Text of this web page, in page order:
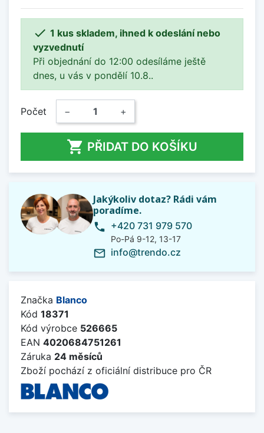
 1 kus skladem, ihned k odeslání nebo
vyzvednutí
Při objednání do 12:00 odesíláme ještě
dnes, u vás v pondělí 10.8..
Počet − +
 PŘIDAT DO KOŠÍKU
Jakýkoliv dotaz? Rádi vám
poradíme.
phone +420 731 979 570
Po-Pá 9-12, 13-17
mail_outline info@trendo.cz
Značka Blanco
Kód 18371
Kód výrobce 526665
EAN 4020684751261
Záruka 24 měsíců
Zboží pochází z oficiální distribuce pro ČR